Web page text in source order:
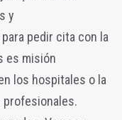
y
pedir cita con la
es misión
los hospitales o la